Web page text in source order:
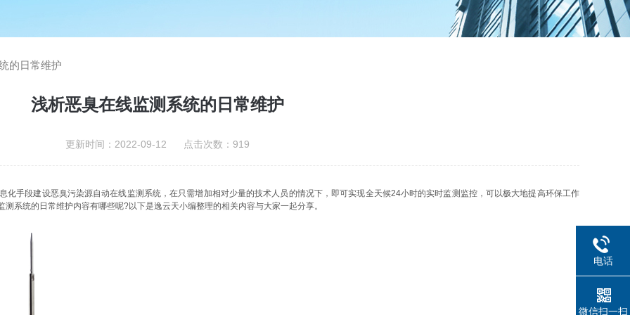
的日常维护
浅析恶臭在线监测系统的日常维护
更新时间：2022-09-12 点击次数：919
段建设恶臭污染源自动在线监测系统，在只需增加相对少量的技术人员的情况下，即可实现全天候24小时的实时监测监控，可以极大地提高环保工作
系统的日常维护内容有哪些呢?以下是逸云天小编整理的相关内容与大家一起分享。
电话
微信扫一扫